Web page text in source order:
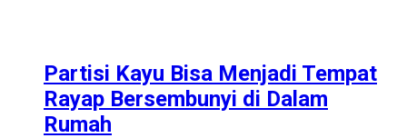
Partisi Kayu Bisa Menjadi Tempat
Rayap Bersembunyi di Dalam
Rumah